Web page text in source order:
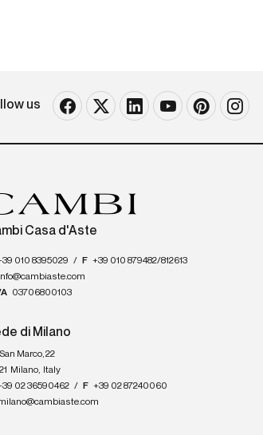
us
Casa d'Aste
010 8395029 / F +39 010 879482/812613
03706800103
di Milano
Marco, 22
Milano, Italy
02 36590462 / F +39 02 87240060